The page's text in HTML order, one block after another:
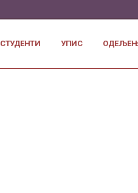
СТУДЕНТИ УПИС